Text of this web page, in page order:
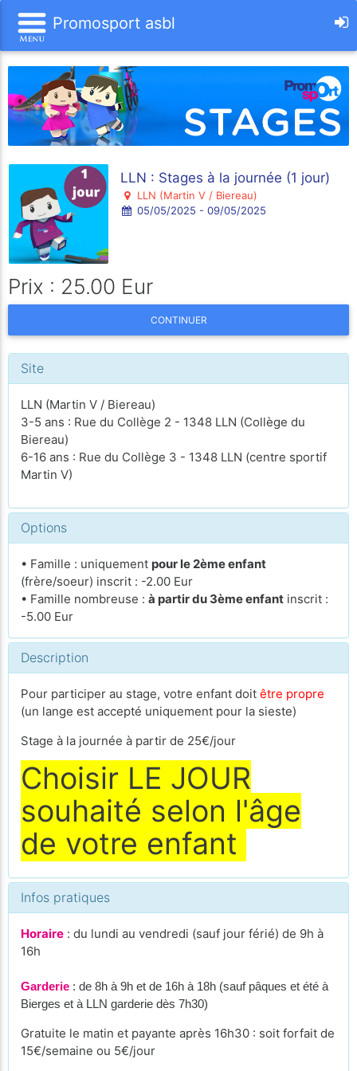
Promosport asbl
LLN : Stages à la journée (1 jour)
LLN (Martin V / Biereau)
05/05/2025 - 09/05/2025
Prix : 25.00 Eur
CONTINUER
Site
LLN (Martin V / Biereau)
3-5 ans : Rue du Collège 2 - 1348 LLN (Collège du
Biereau)
6-16 ans : Rue du Collège 3 - 1348 LLN (centre sportif
Martin V)
Options
• Famille : uniquement pour le 2ème enfant
(frère/soeur) inscrit : -2.00 Eur
• Famille nombreuse : à partir du 3ème enfant inscrit :
-5.00 Eur
Description
Pour participer au stage, votre enfant doit être propre
(un lange est accepté uniquement pour la sieste)
Stage à la journée à partir de 25€/jour
Choisir LE JOUR
souhaité selon l'âge
de votre enfant
Infos pratiques
Horaire : du lundi au vendredi (sauf jour férié) de 9h à
16h
Garderie : de 8h à 9h et de 16h à 18h (sauf pâques et été à
Bierges et à LLN garderie dès 7h30)
Gratuite le matin et payante après 16h30 : soit forfait de
15€/semaine ou 5€/jour